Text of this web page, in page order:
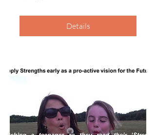
Details